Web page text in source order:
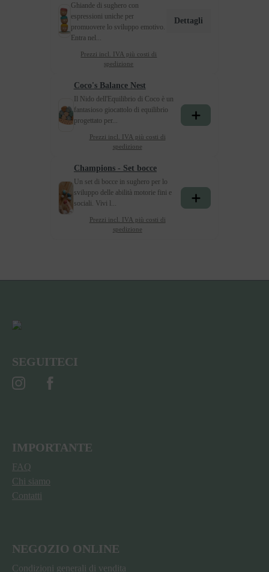
Ghiande di sughero con
espressioni uniche per
promuovere lo sviluppo emotivo.
Entra nel...
Prezzi incl. IVA più costi di
spedizione
Dettagli
Coco's Balance Nest​
Il Nido dell'Equilibrio di Coco è un
fantasioso giocattolo di equilibrio
progettato per...
Prezzi incl. IVA più costi di
spedizione
Champions - Set bocce
Un set di bocce in sughero per lo
sviluppo delle abilità motorie fini e
sociali. Vivi l...
Prezzi incl. IVA più costi di
spedizione
SEGUITECI
IMPORTANTE
FAQ
Chi siamo
Contatti
NEGOZIO ONLINE
Condizioni generali di vendita